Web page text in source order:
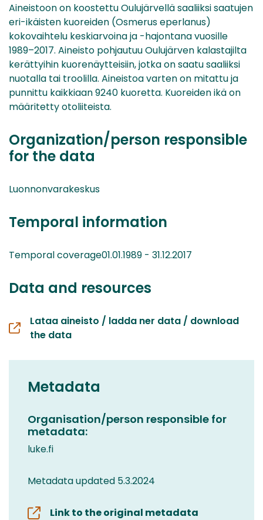
Aineistoon on koostettu Oulujärvellä saaliiksi saatujen
eri-ikäisten kuoreiden (Osmerus eperlanus)
kokovaihtelu keskiarvoina ja -hajontana vuosille
1989–2017. Aineisto pohjautuu Oulujärven kalastajilta
kerättyihin kuorenäytteisiin, jotka on saatu saaliiksi
nuotalla tai troolilla. Aineistoa varten on mitattu ja
punnittu kaikkiaan 9240 kuoretta. Kuoreiden ikä on
määritetty otoliiteista.
Organization/person responsible
for the data
Luonnonvarakeskus
Temporal information
Temporal coverage01.01.1989 - 31.12.2017
Data and resources
Lataa aineisto / ladda ner data / download
the data
Metadata
Organisation/person responsible for
metadata:
luke.fi
Metadata updated 5.3.2024
Link to the original metadata